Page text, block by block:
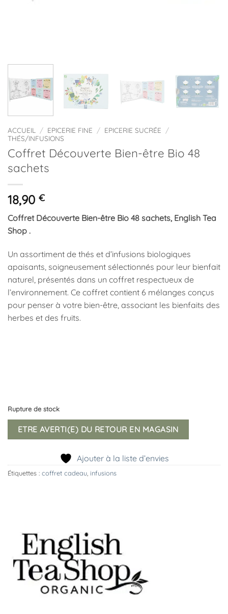
ACCUEIL / EPICERIE FINE / EPICERIE SUCRÉE /
THÉS/INFUSIONS
Coffret Découverte Bien-être Bio 48
sachets
18,90 €
Coffret Découverte Bien-être Bio 48 sachets, English Tea
Shop .
Un assortiment de thés et d’infusions biologiques
apaisants, soigneusement sélectionnés pour leur bienfait
naturel, présentés dans un coffret respectueux de
l’environnement. Ce coffret contient 6 mélanges conçus
pour penser à votre bien-être, associant les bienfaits des
herbes et des fruits.
Rupture de stock
ETRE AVERTI(E) DU RETOUR EN MAGASIN
Ajouter à la liste d’envies
Étiquettes : coffret cadeau, infusions